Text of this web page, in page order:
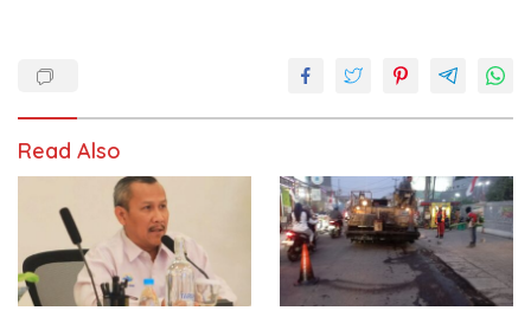
Read Also